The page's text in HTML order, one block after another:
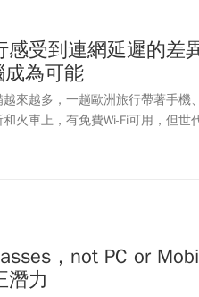
感受到連網延遲的差
成為可能
來越多，一趟歐洲旅行帶著手機
火車上，有免費Wi-Fi可用，但世
，not PC or
潛力